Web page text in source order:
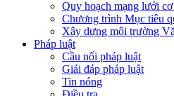
Quy hoạch mạng lưới
Chương trình Mục tiêu
Xây dựng môi trường
Pháp luật
Cầu nối pháp luật
Giải đáp pháp luật
Tin nóng